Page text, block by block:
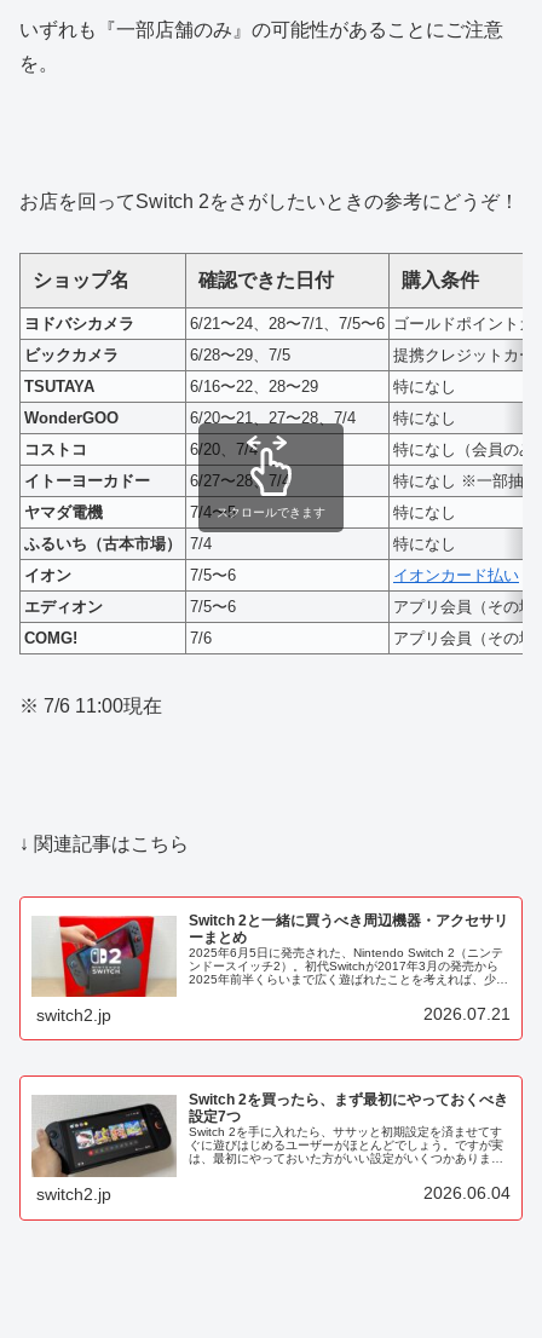
いずれも『一部店舗のみ』の可能性があることにご注意
を。
お店を回ってSwitch 2をさがしたいときの参考にどうぞ！
ショップ名 確認できた日付 購入条件
ヨドバシカメラ 6/21〜24、28〜7/1、7/5〜6 ゴールドポイントカ
ビックカメラ
6/28〜29、7/5
提携クレジットカ
TSUTAYA
6/16〜22、28〜29
特になし
WonderGOO
6/20〜21、27〜28、7/4
特になし
コストコ
6/20、7/4
特になし（会員のみ
イトーヨーカドー
6/27〜28、7/4
特になし ※一部抽選
ヤマダ電機
7/4〜5
特になし
ふるいち（古本市場）
7/4
特になし
イオン
7/5〜6
イオンカード払い
エディオン
7/5〜6
アプリ会員（その場
COMG!
7/6 アプリ会員（その場
スクロールできます
※ 7/6 11:00現在
↓ 関連記事はこちら
Switch 2と一緒に買うべき周辺機器・アクセサリ
ーまとめ
2025年6月5日に発売された、Nintendo Switch 2（ニンテ
ンドースイッチ2）。初代Switchが2017年3月の発売から
2025年前半くらいまで広く遊ばれたことを考えれば、少な
switch2.jp 2026.07.21
Switch 2を買ったら、まず最初にやっておくべき
設定7つ
Switch 2を手に入れたら、ササッと初期設定を済ませてす
ぐに遊びはじめるユーザーがほとんどでしょう。ですが実
は、最初にやっておいた方がいい設定がいくつかありま
switch2.jp 2026.06.04